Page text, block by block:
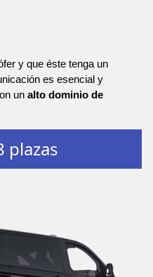
y que éste tenga un
es esencial y
un alto dominio de
plazas